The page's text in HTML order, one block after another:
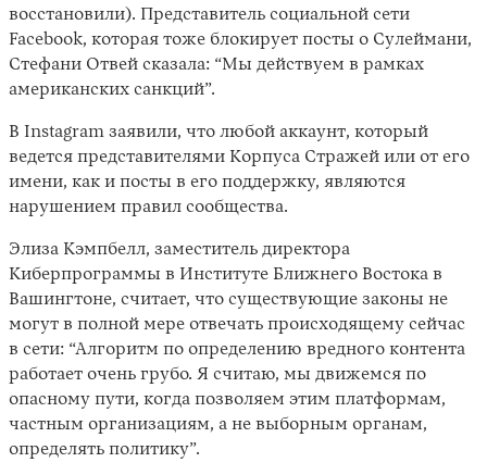
восстановили). Представитель социальной сети
Facebook, которая тоже блокирует посты о Сулеймани,
Стефани Отвей сказала: “Мы действуем в рамках
американских санкций”.
В Instagram заявили, что любой аккаунт, который
ведется представителями Корпуса Стражей или от его
имени, как и посты в его поддержку, являются
нарушением правил сообщества.
Элиза Кэмпбелл, заместитель директора
Киберпрограммы в Институте Ближнего Востока в
Вашингтоне, считает, что существующие законы не
могут в полной мере отвечать происходящему сейчас
в сети: “Алгоритм по определению вредного контента
работает очень грубо. Я считаю, мы движемся по
опасному пути, когда позволяем этим платформам,
частным организациям, а не выборным органам,
определять политику”.